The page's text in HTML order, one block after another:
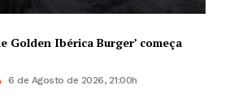
Golden Ibérica Burger’ começa
6 de Agosto de 2026, 21:00h